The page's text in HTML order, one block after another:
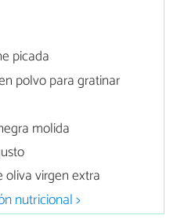
picada
polvo para gratinar
molida
oliva virgen extra
nutricional >